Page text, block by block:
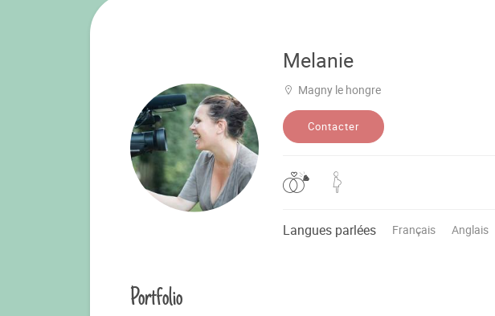
Melanie
Magny le hongre
Contacter
Langues parlées Français Anglais
Portfolio